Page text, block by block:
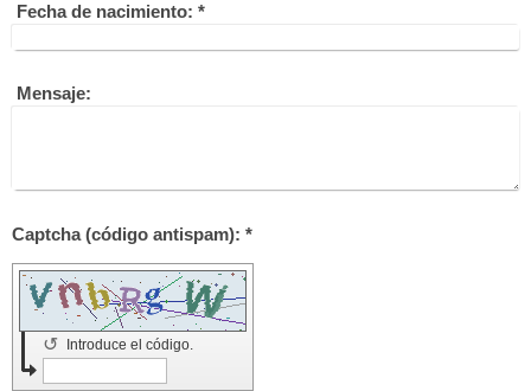
Fecha de nacimiento: *
Mensaje:
Captcha (código antispam): *
Introduce el código.
↺